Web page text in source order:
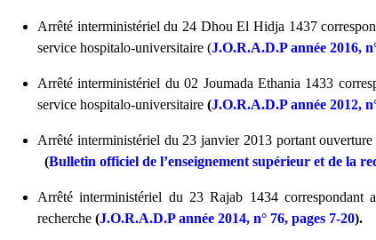
Arrêté interministériel du 24 Dhou El Hidja 1437
service hospitalo-universitaire (J.O.R.A.D.P année 2016,
Arrêté interministériel du 02 Joumada Ethania 1433
service hospitalo-universitaire (J.O.R.A.D.P année 2012,
Arrêté interministériel du 23 janvier 2013 portant
(Bulletin officiel de l’enseignement supérieur et de la
Arrêté interministériel du 23 Rajab 1434
recherche (J.O.R.A.D.P année 2014, n° 76, pages 7-20).